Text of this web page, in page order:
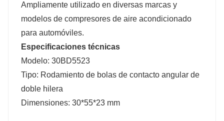
Ampliamente utilizado en diversas marcas y
modelos de compresores de aire acondicionado
para automóviles.
Especificaciones técnicas
Modelo: 30BD5523
Tipo: Rodamiento de bolas de contacto angular de
doble hilera
Dimensiones: 30*55*23 mm